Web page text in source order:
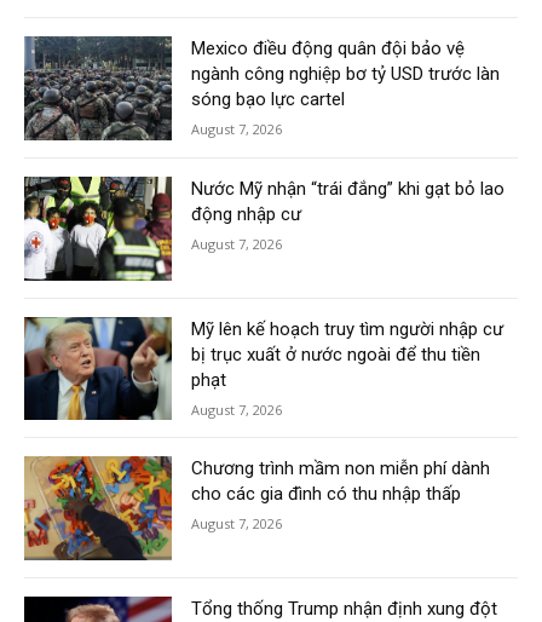
Mexico điều động quân đội bảo vệ
ngành công nghiệp bơ tỷ USD trước làn
sóng bạo lực cartel
August 7, 2026
Nước Mỹ nhận “trái đắng” khi gạt bỏ lao
động nhập cư
August 7, 2026
Mỹ lên kế hoạch truy tìm người nhập cư
bị trục xuất ở nước ngoài để thu tiền
phạt
August 7, 2026
Chương trình mầm non miễn phí dành
cho các gia đình có thu nhập thấp
August 7, 2026
Tổng thống Trump nhận định xung đột